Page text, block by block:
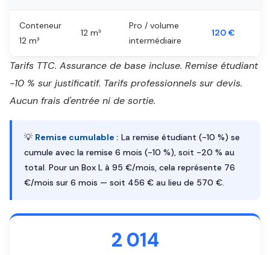
Conteneur
12 m³
12 m³
Pro / volume
intermédiaire
120 €
Tarifs TTC. Assurance de base incluse. Remise étudiant
-10 % sur justificatif. Tarifs professionnels sur devis.
Aucun frais d'entrée ni de sortie.
💡 Remise cumulable : La remise étudiant (-10 %) se
cumule avec la remise 6 mois (-10 %), soit -20 % au
total. Pour un Box L à 95 €/mois, cela représente 76
€/mois sur 6 mois — soit 456 € au lieu de 570 €.
2 014